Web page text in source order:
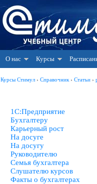
О нас Курсы
Курсы Стимул › Справочник › Статьи ›
1С:Предприятие
Бухгалтеру
Карьерный рост
На досуге
На досугу
Руководителю
Семья бухгалтера
Слушателю курсов
Факты о бухгалтерах